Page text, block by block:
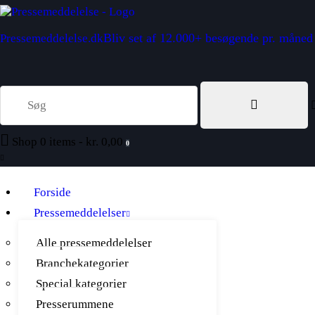
Pressemeddelelse.dkBliv set af 12.000+ besøgende pr. måned
Shop 0 items - kr. 0,00 0
Forside
Pressemeddelelser
Alle pressemeddelelser
Branchekategorier
Special kategorier
Presserummene